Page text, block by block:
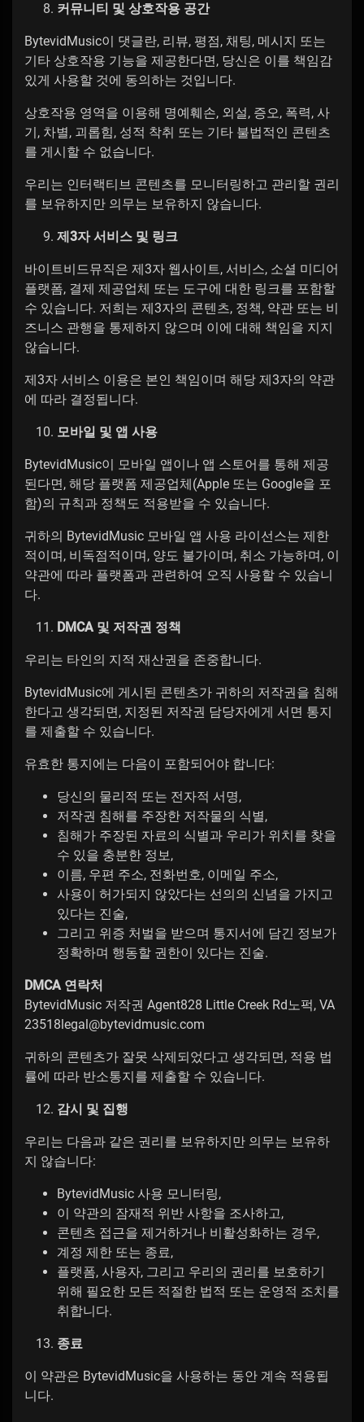
커뮤니티 및 상호작용 공간
BytevidMusic이 댓글란, 리뷰, 평점, 채팅, 메시지 또는
기타 상호작용 기능을 제공한다면, 당신은 이를 책임감
있게 사용할 것에 동의하는 것입니다.
상호작용 영역을 이용해 명예훼손, 외설, 증오, 폭력, 사
기, 차별, 괴롭힘, 성적 착취 또는 기타 불법적인 콘텐츠
를 게시할 수 없습니다.
우리는 인터랙티브 콘텐츠를 모니터링하고 관리할 권리
를 보유하지만 의무는 보유하지 않습니다.
제3자 서비스 및 링크
바이트비드뮤직은 제3자 웹사이트, 서비스, 소셜 미디어
플랫폼, 결제 제공업체 또는 도구에 대한 링크를 포함할
수 있습니다. 저희는 제3자의 콘텐츠, 정책, 약관 또는 비
즈니스 관행을 통제하지 않으며 이에 대해 책임을 지지
않습니다.
제3자 서비스 이용은 본인 책임이며 해당 제3자의 약관
에 따라 결정됩니다.
모바일 및 앱 사용
BytevidMusic이 모바일 앱이나 앱 스토어를 통해 제공
된다면, 해당 플랫폼 제공업체(Apple 또는 Google을 포
함)의 규칙과 정책도 적용받을 수 있습니다.
귀하의 BytevidMusic 모바일 앱 사용 라이선스는 제한
적이며, 비독점적이며, 양도 불가이며, 취소 가능하며, 이
약관에 따라 플랫폼과 관련하여 오직 사용할 수 있습니
다.
DMCA 및 저작권 정책
우리는 타인의 지적 재산권을 존중합니다.
BytevidMusic에 게시된 콘텐츠가 귀하의 저작권을 침해
한다고 생각되면, 지정된 저작권 담당자에게 서면 통지
를 제출할 수 있습니다.
유효한 통지에는 다음이 포함되어야 합니다:
당신의 물리적 또는 전자적 서명,
저작권 침해를 주장한 저작물의 식별,
침해가 주장된 자료의 식별과 우리가 위치를 찾을
수 있을 충분한 정보,
이름, 우편 주소, 전화번호, 이메일 주소,
사용이 허가되지 않았다는 선의의 신념을 가지고
있다는 진술,
그리고 위증 처벌을 받으며 통지서에 담긴 정보가
정확하며 행동할 권한이 있다는 진술.
DMCA 연락처
BytevidMusic 저작권 Agent828 Little Creek Rd노퍽, VA
23518legal@bytevidmusic.com
귀하의 콘텐츠가 잘못 삭제되었다고 생각되면, 적용 법
률에 따라 반소통지를 제출할 수 있습니다.
감시 및 집행
우리는 다음과 같은 권리를 보유하지만 의무는 보유하
지 않습니다:
BytevidMusic 사용 모니터링,
이 약관의 잠재적 위반 사항을 조사하고,
콘텐츠 접근을 제거하거나 비활성화하는 경우,
계정 제한 또는 종료,
플랫폼, 사용자, 그리고 우리의 권리를 보호하기
위해 필요한 모든 적절한 법적 또는 운영적 조치를
취합니다.
종료
이 약관은 BytevidMusic을 사용하는 동안 계속 적용됩
니다.